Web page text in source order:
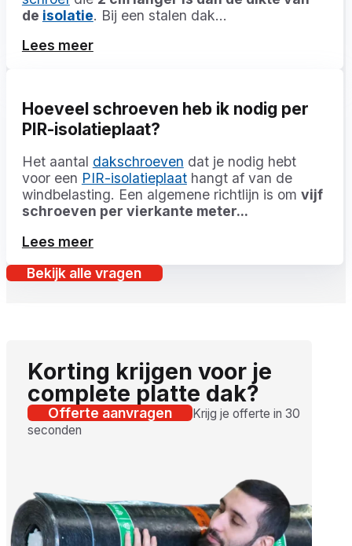
de isolatie. Bij een stalen dak...
Lees meer
Hoeveel schroeven heb ik nodig per
PIR-isolatieplaat?
Het aantal dakschroeven dat je nodig hebt
voor een PIR-isolatieplaathangt af van de
windbelasting. Een algemene richtlijn is om vijf
schroeven per vierkante meter...
Lees meer
Bekijk alle vragen
Korting krijgen voor je
complete platte dak?
Offerte aanvragen
Krijg je offerte in 30
seconden